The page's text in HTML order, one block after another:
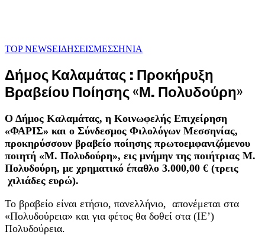
TOP NEWSΕΙΔΗΣΕΙΣΜΕΣΣΗΝΙΑ
Δήμος Καλαμάτας : Προκήρυξη
Βραβείου Ποίησης «Μ. Πολυδούρη»
Ο Δήμος Καλαμάτας, η Κοινωφελής Επιχείρηση
«ΦΑΡΙΣ» και ο Σύνδεσμος Φιλολόγων Μεσσηνίας,
προκηρύσσουν βραβείο ποίησης πρωτοεμφανιζόμενου
ποιητή «Μ. Πολυδούρη», εις μνήμην της ποιήτριας Μ.
Πολυδούρη, με χρηματικό έπαθλο 3.000,00 € (τρεις
χιλιάδες ευρώ).
Το βραβείο είναι ετήσιο, πανελλήνιο, απονέμεται στα
«Πολυδούρεια» και για φέτος θα δοθεί στα (ΙE’)
Πολυδούρεια.